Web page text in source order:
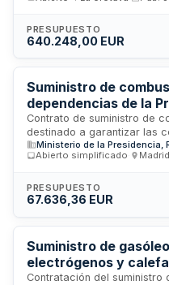
Planificación y Gestión
máximo de ejecución para
suministro regular de
reglamentaria.
PRESUPUESTO
640.248,00 EUR
Suministro de
dependencias de la
Contrato de suministro de
destinado a garantizar las
funcionamiento de los
Gobierno. La Unidad de
suministro para el
instalaciones, garantizando
durante el período de
Abierto simplificado
Madrid
PRESUPUESTO
67.636,36 EUR
Suministro de
electrógenos y
Miguel Hernández de
Contratación del suministro